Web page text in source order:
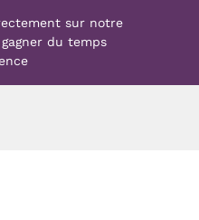
sur notre
du temps